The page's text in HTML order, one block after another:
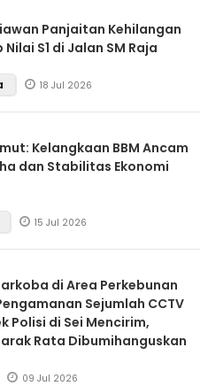
Panjaitan Kehilangan
S1 di Jalan SM Raja
18 Jul 2026
Kelangkaan BBM Ancam
dan Stabilitas Ekonomi
15 Jul 2026
di Area Perkebunan
Sejumlah CCTV
Polisi di Sei Mencirim,
Rata Dibumihanguskan
09 Jul 2026